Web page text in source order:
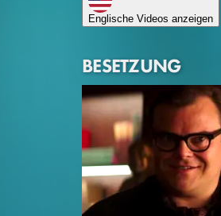
Englische Videos anzeigen
BESETZUNG